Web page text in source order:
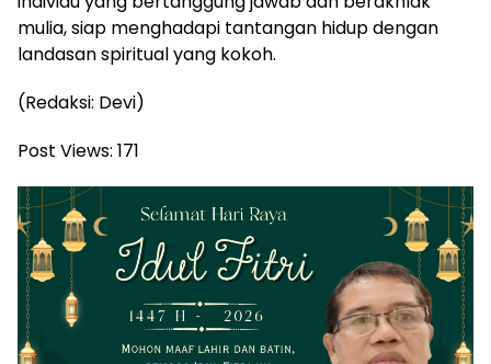
mulia, siap menghadapi tantangan hidup dengan
landasan spiritual yang kokoh.
(Redaksi: Devi)
Post Views: 171